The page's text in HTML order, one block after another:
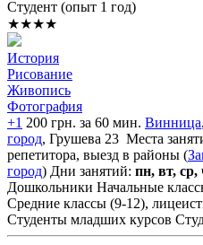
Cтудент (опыт 1 год)
★★★★
История
Рисование
Живопись
Фотография
+1 200 грн. за 60 мин. Винница
город, Грушева 23 Места
репетитора, выезд в районы (
город) Дни занятий: пн, вт, ср,
Дошкольники Начальные
Средние классы (9-12),
Студенты младших курсов